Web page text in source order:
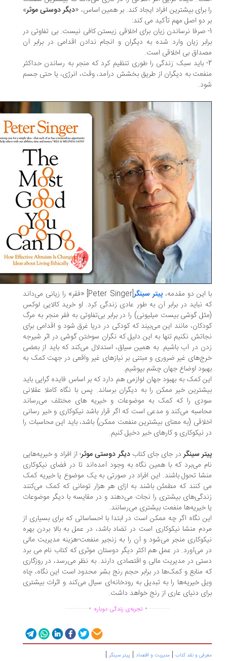
برای بیشترین افراد ایجاد کند. بر همین اساس، «دیگر دوستی موثر»
دو اصل مهم تأکید می کند:
صرفا نرساندن زیان برای اخلاقی زیستن کافی نیست. بی تفاوتی در
زیان وارد شده به دیگران و انجام ندادن اقدامی در برابر آن
بی اخلاقی است.
باید سبک زندگی را طوری تنظیم کرد که منجر به رساندن حداکثر
به دیگران از طریق بخشش درآمد، وقت، انرژی، یا حتی جسم
این دو مقدمه،پیتر سینگر
[Peter Singer] «فقر» را زیانی می‌داند
نباید در برابر آن به طور عادی زندگی کرد. او خرید کالایی لوکس
گوشی بیست میلیونی) را در برابر بی‌تفاوتی به فقر منجر به مرگ
مانند این می‌بیند که کودکی در دریا غرق شود و اقدامی برای
نکنیم تنها به این دلیل که نگران سوختن گوشی در اثر شیرجه
در آب باشیم. به همین سیاق، استدلال می‌کند که باید از بعضی
غیر ضروری و مبتنی بر نیازهای غیر واقعی در جهت کمک به
اوضاع جهان چشم بپوشیم.
کمک به بهبود جهان لوازمی هم دارد که بر اساس فایده گرایی باید
خیر ممکن را به دیگران برساند. پس با نگاه کاملا عقلانی
را که کمک به موضوعات و خیریه های مختلف می‌رساند
می‌کند و مدعی است که اگر قرار باشد نیکوکاری و خیر رسانی
(به معنای بیشترین منفعت ممکن) باشد، باید این محاسبات را
نیکوکاری و کارهای خیر دخیل کنیم.
سینگردر جای جای کتابدیگر دوستی موثر؛ از افراد و خیریه‌هایی
می‌برد که با همین نگاه به وجود آمده‌اند تا در فضای نیکوکاری
تحول باشند. این افراد در صورتی به یک موضوع یا خیریه کمک
کنند که مطمئن باشند به ازای هر هزار تومانی که کمک می‌کنند
بیشتری را نجات می‌دهند و در مقایسه با دیگر موضوعات
خیریه‌ها منفعت بیشتری می‌رسانند.
نگاه اگر چه ممکن است در ابتدا با احساساتی که برای بسیاری از
منشا نیکوکاری است در تضاد باشد، در عمل به بالا بردن بهره
منجر می‌شود و آن را به زنجیر منفعت-هزینه مدیریت مالی
می‌آورد. در عمل هم اکثر دیگر دوستان موثری که کتاب نام می برد
در مدیریت مالی و اقتصادی دارند. به نظر می‌رسد، در روزگاری
منابع و کمک‌ها در برابر حجم رنج بشر محدود است این نگاه، چاه
خیریه‌ها را به تبدیل به رودخانه‌ای سیال می‌کند و اثرات بیشتری
دنیای عاری از رنج خواهد داشت.
................تجربه‌ی زندگی دوباره ...............
و نقد کتاب|مدیریت و اقتصاد| پیتر سینگر|